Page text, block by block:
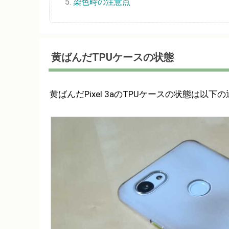
黄ばんだTPUケースの状態
黄ばんだPixel 3aのTPUケースの状態は以下の